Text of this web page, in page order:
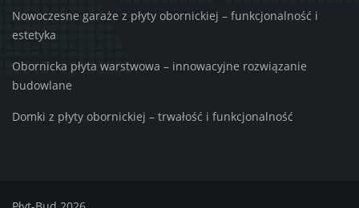
Nowoczesne garaże z płyty obornickiej – funkcjonalność i
estetyka
Obornicka płyta warstwowa – innowacyjne rozwiązanie
budowlane
Domki z płyty obornickiej – trwałość i funkcjonalność